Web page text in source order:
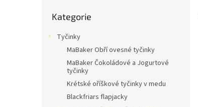
kategorie
Kategorie
Tyčinky
MaBaker Obří ovesné tyčinky
MaBaker Čokoládové a Jogurtové
tyčinky
Krétské oříškové tyčinky v medu
Blackfriars flapjacky